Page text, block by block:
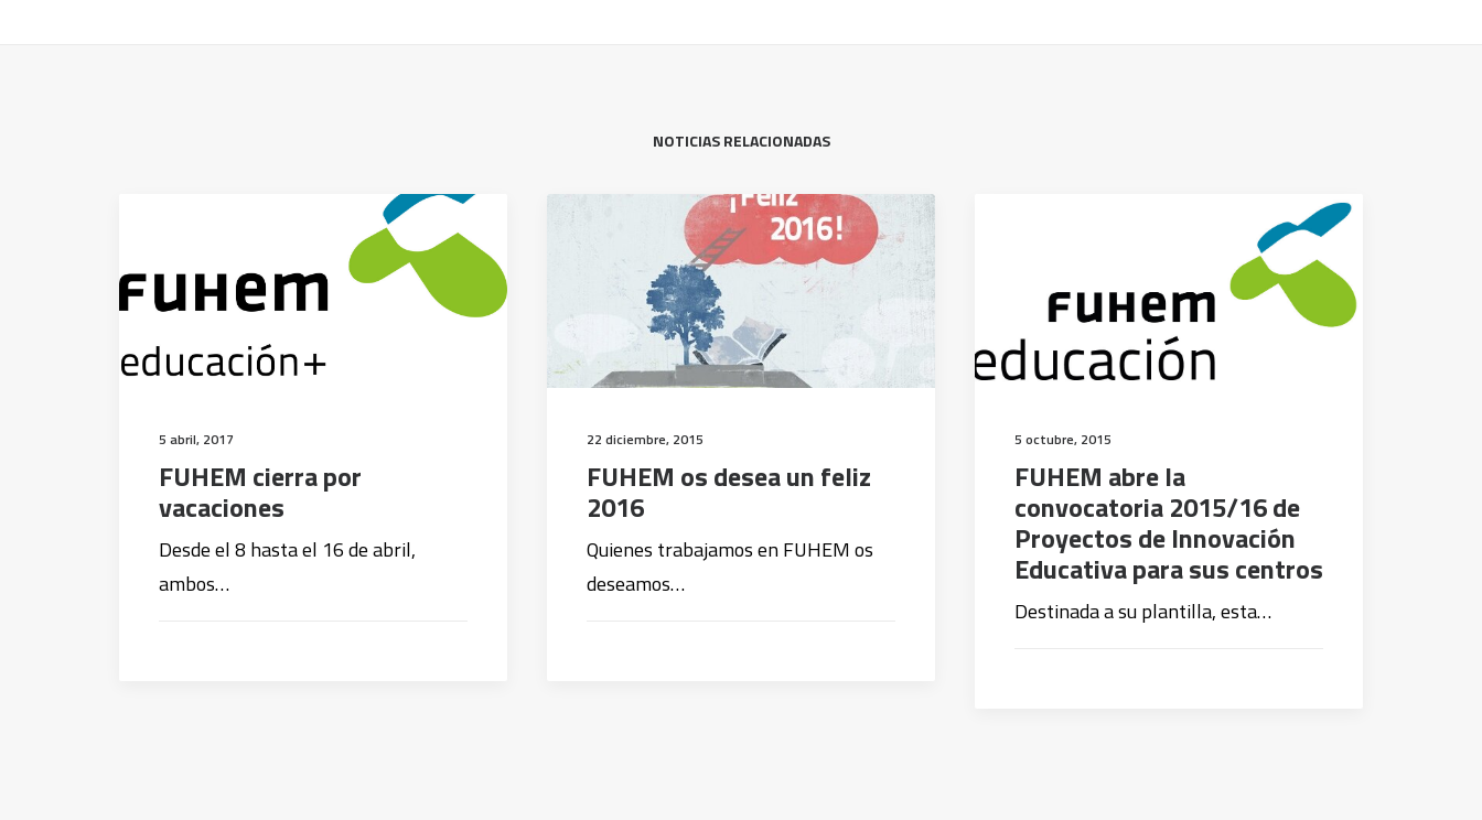
NOTICIAS RELACIONADAS
5 abril, 2017
FUHEM cierra por
vacaciones
Desde el 8 hasta el 16 de abril,
ambos…
22 diciembre, 2015
FUHEM os desea un feliz
2016
Quienes trabajamos en FUHEM os
deseamos…
5 octubre, 2015
FUHEM abre la
convocatoria 2015/16 de
Proyectos de Innovación
Educativa para sus centros
Destinada a su plantilla, esta…